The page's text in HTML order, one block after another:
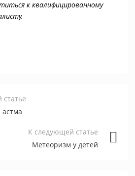
к квалифицированному
К следующей статье
Метеоризм у детей